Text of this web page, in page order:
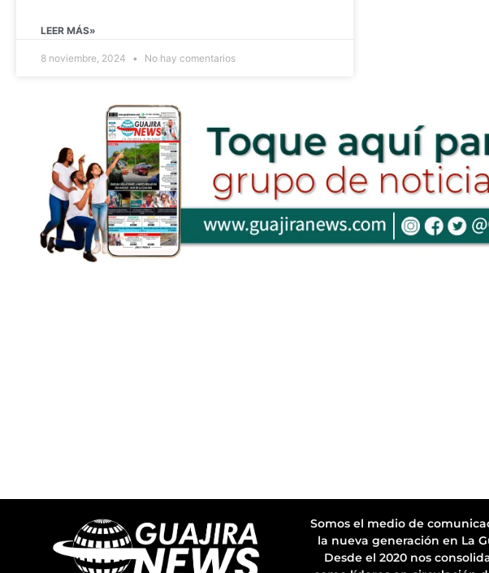
LEER MÁS»
8 noviembre, 2024 No hay comentarios
Somos el medio de
la nueva generación en La
Desde el 2020 nos